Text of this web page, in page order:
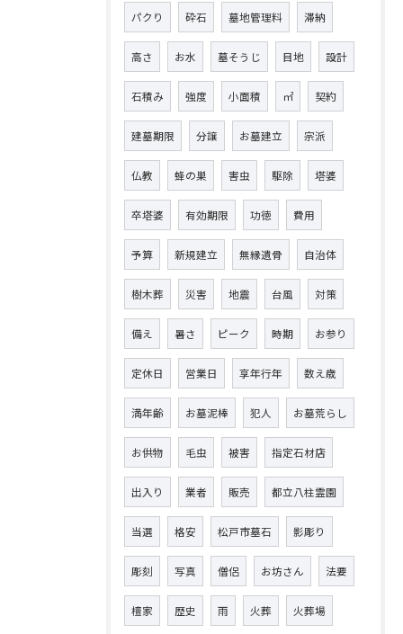
パクり 砕石 墓地管理料 滞納
高さ お水 墓そうじ 目地 設計
石積み 強度 小面積 ㎡ 契約
建墓期限 分譲 お墓建立 宗派
仏教 蜂の巣 害虫 駆除 塔婆
卒塔婆 有効期限 功徳 費用
予算 新規建立 無縁遺骨 自治体
樹木葬 災害 地震 台風 対策
備え 暑さ ピーク 時期 お参り
定休日 営業日 享年行年 数え歳
満年齢 お墓泥棒 犯人 お墓荒らし
お供物 毛虫 被害 指定石材店
出入り 業者 販売 都立八柱霊園
当選 格安 松戸市墓石 影彫り
彫刻 写真 僧侶 お坊さん 法要
檀家 歴史 雨 火葬 火葬場